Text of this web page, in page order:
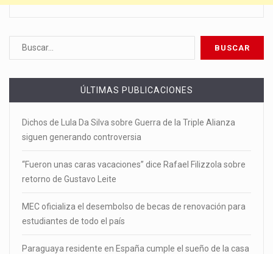
ÚLTIMAS PUBLICACIONES
Dichos de Lula Da Silva sobre Guerra de la Triple Alianza
siguen generando controversia
“Fueron unas caras vacaciones” dice Rafael Filizzola sobre
retorno de Gustavo Leite
MEC oficializa el desembolso de becas de renovación para
estudiantes de todo el país
Paraguaya residente en España cumple el sueño de la casa